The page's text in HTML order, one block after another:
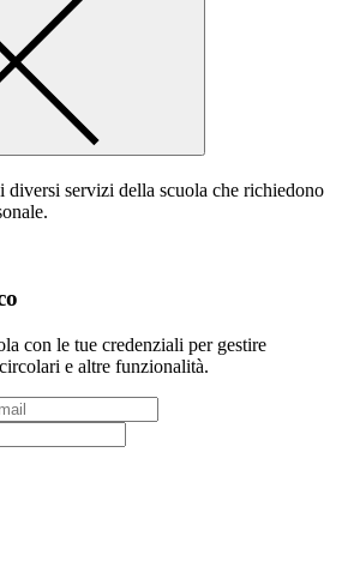
diversi servizi della scuola che richiedono
con le tue credenziali per gestire
e altre funzionalità.